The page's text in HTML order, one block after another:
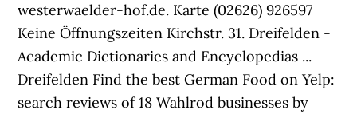
westerwaelder-hof.de. Karte (02626) 926597
Keine Öffnungszeiten Kirchstr. 31. Dreifelden -
Academic Dictionaries and Encyclopedias ...
Dreifelden Find the best German Food on Yelp:
search reviews of 18 Wahlrod businesses by